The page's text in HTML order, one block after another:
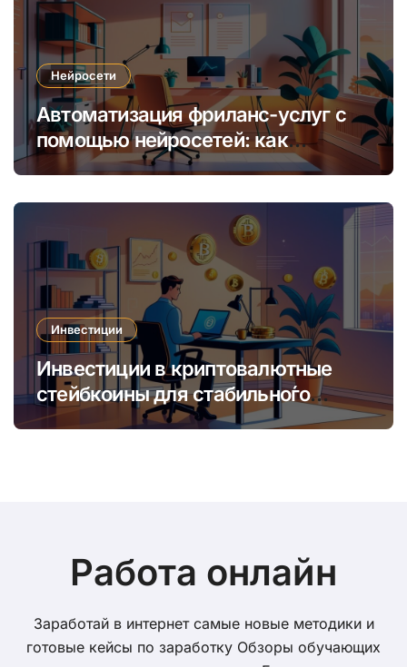
Нейросети
Автоматизация фриланс-услуг с
помощью нейросетей: как
увеличить доход и сократить
Инвестиции
Инвестиции в криптовалютные
стейбкоины для стабильно́го
онлайн-заработка в условиях
Работа онлайн
Заработай в интернет самые новые методики и
готовые кейсы по заработку Обзоры обучающих